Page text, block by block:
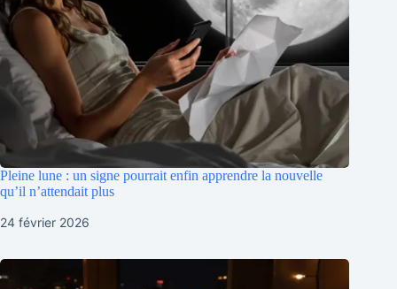
Pleine lune : un signe pourrait enfin apprendre la nouvelle
qu’il n’attendait plus
24 février 2026